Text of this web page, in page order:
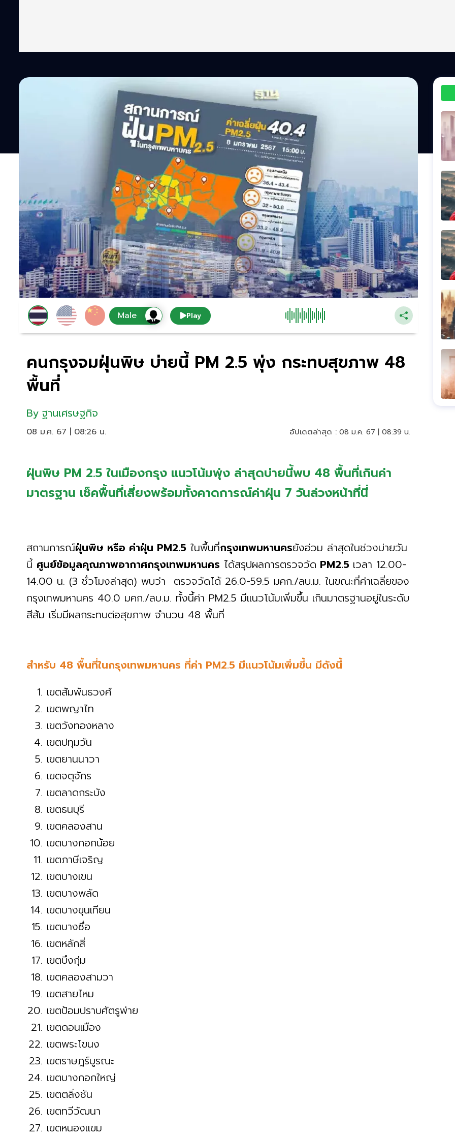
Play
คนกรุงจมฝุ่นพิษ บ่ายนี้ PM 2.5 พุ่ง กระทบสุขภาพ 48
พื้นที่
By ฐานเศรษฐกิจ
08 ม.ค. 67 | 08:26 น. อัปเดตล่าสุด : 08 ม.ค. 67 | 08:39 น.
ฝุ่นพิษ PM 2.5 ในเมืองกรุง แนวโน้มพุ่ง ล่าสุดบ่ายนี้พบ 48 พื้นที่เกินค่า
มาตรฐาน เช็คพื้นที่เสี่ยงพร้อมทั้งคาดการณ์ค่าฝุ่น 7 วันล่วงหน้าที่นี่
สถานการณ์ฝุ่นพิษ หรือ ค่าฝุ่น PM2.5 ในพื้นที่กรุงเทพมหานครยังอ่วม ล่าสุดในช่วงบ่ายวัน
นี้ ศูนย์ข้อมูลคุณภาพอากาศกรุงเทพมหานคร ได้สรุปผลการตรวจวัด PM2.5 เวลา 12.00-
14.00 น. (3 ชั่วโมงล่าสุด) พบว่า ตรวจวัดได้ 26.0-59.5 มคก./ลบ.ม. ในขณะที่ค่าเฉลี่ยของ
กรุงเทพมหานคร 40.0 มคก./ลบ.ม. ทั้งนี้ค่า PM2.5 มีแนวโน้มเพิ่มขึ้น เกินมาตรฐานอยู่ในระดับ
สีส้ม เริ่มมีผลกระทบต่อสุขภาพ จำนวน 48 พื้นที่
สำหรับ 48 พื้นที่ในกรุงเทพมหานคร ที่ค่า PM2.5 มีแนวโน้มเพิ่มขึ้น มีดังนี้
เขตสัมพันธวงศ์
เขตพญาไท
เขตวังทองหลาง
เขตปทุมวัน
เขตยานนาวา
เขตจตุจักร
เขตลาดกระบัง
เขตธนบุรี
เขตคลองสาน
เขตบางกอกน้อย
เขตภาษีเจริญ
เขตบางเขน
เขตบางพลัด
เขตบางขุนเทียน
เขตบางซื่อ
เขตหลักสี่
เขตบึงกุ่ม
เขตคลองสามวา
เขตสายไหม
เขตป้อมปราบศัตรูพ่าย
เขตดอนเมือง
เขตพระโขนง
เขตราษฎร์บูรณะ
เขตบางกอกใหญ่
เขตตลิ่งชัน
เขตทวีวัฒนา
เขตหนองแขม